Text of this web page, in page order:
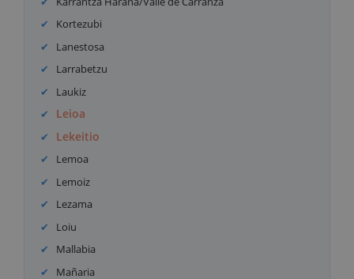
Kortezubi
Lanestosa
Larrabetzu
Laukiz
Leioa
Lekeitio
Lemoa
Lemoiz
Lezama
Loiu
Mallabia
Mañaria